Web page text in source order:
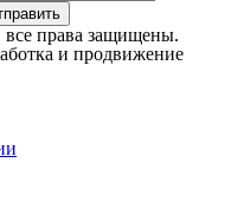
права защищены.
и продвижение